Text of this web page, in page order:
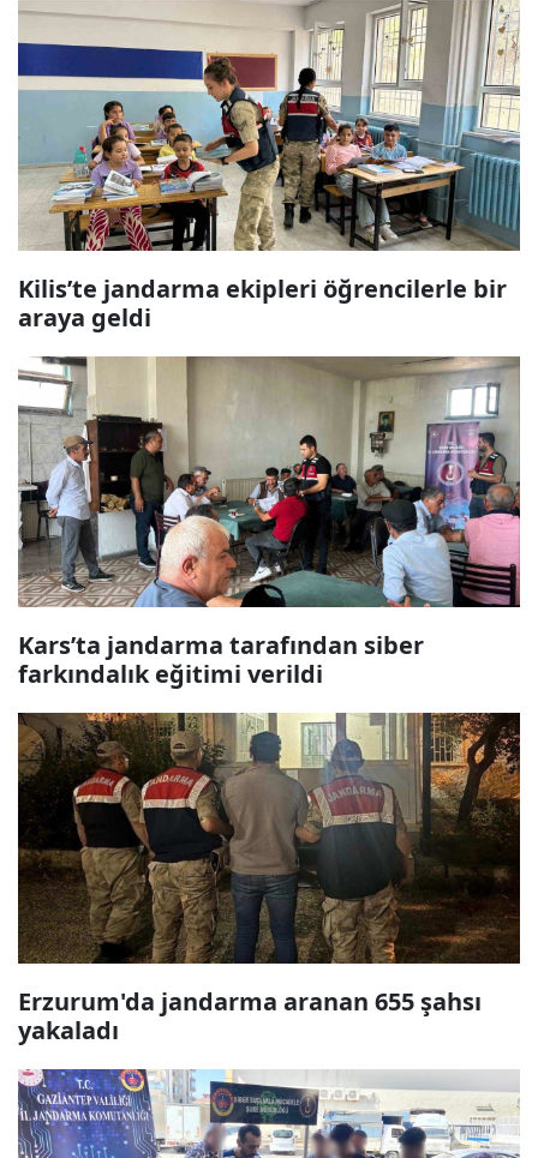
Kilis’te jandarma ekipleri öğrencilerle bir
araya geldi
Kars’ta jandarma tarafından siber
farkındalık eğitimi verildi
Erzurum'da jandarma aranan 655 şahsı
yakaladı